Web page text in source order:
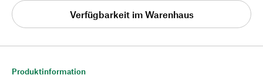
Verfügbarkeit im Warenhaus
Produktinformation